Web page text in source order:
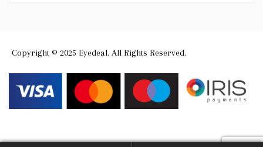
Copyright © 2025 Eyedeal. All Rights Reserved.